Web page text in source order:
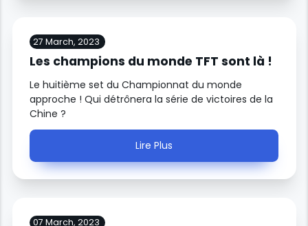
27 March, 2023
Les champions du monde TFT sont là !
Le huitième set du Championnat du monde
approche ! Qui détrônera la série de victoires de la
Chine ?
Lire Plus
07 March, 2023